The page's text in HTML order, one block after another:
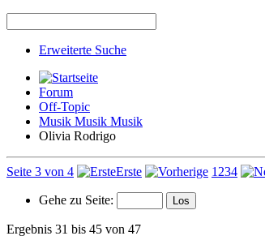
Erweiterte Suche
Forum
Off-Topic
Musik Musik Musik
Olivia Rodrigo
Seite 3 von 4 Erste 1 234
Gehe zu Seite:
Ergebnis 31 bis 45 von 47